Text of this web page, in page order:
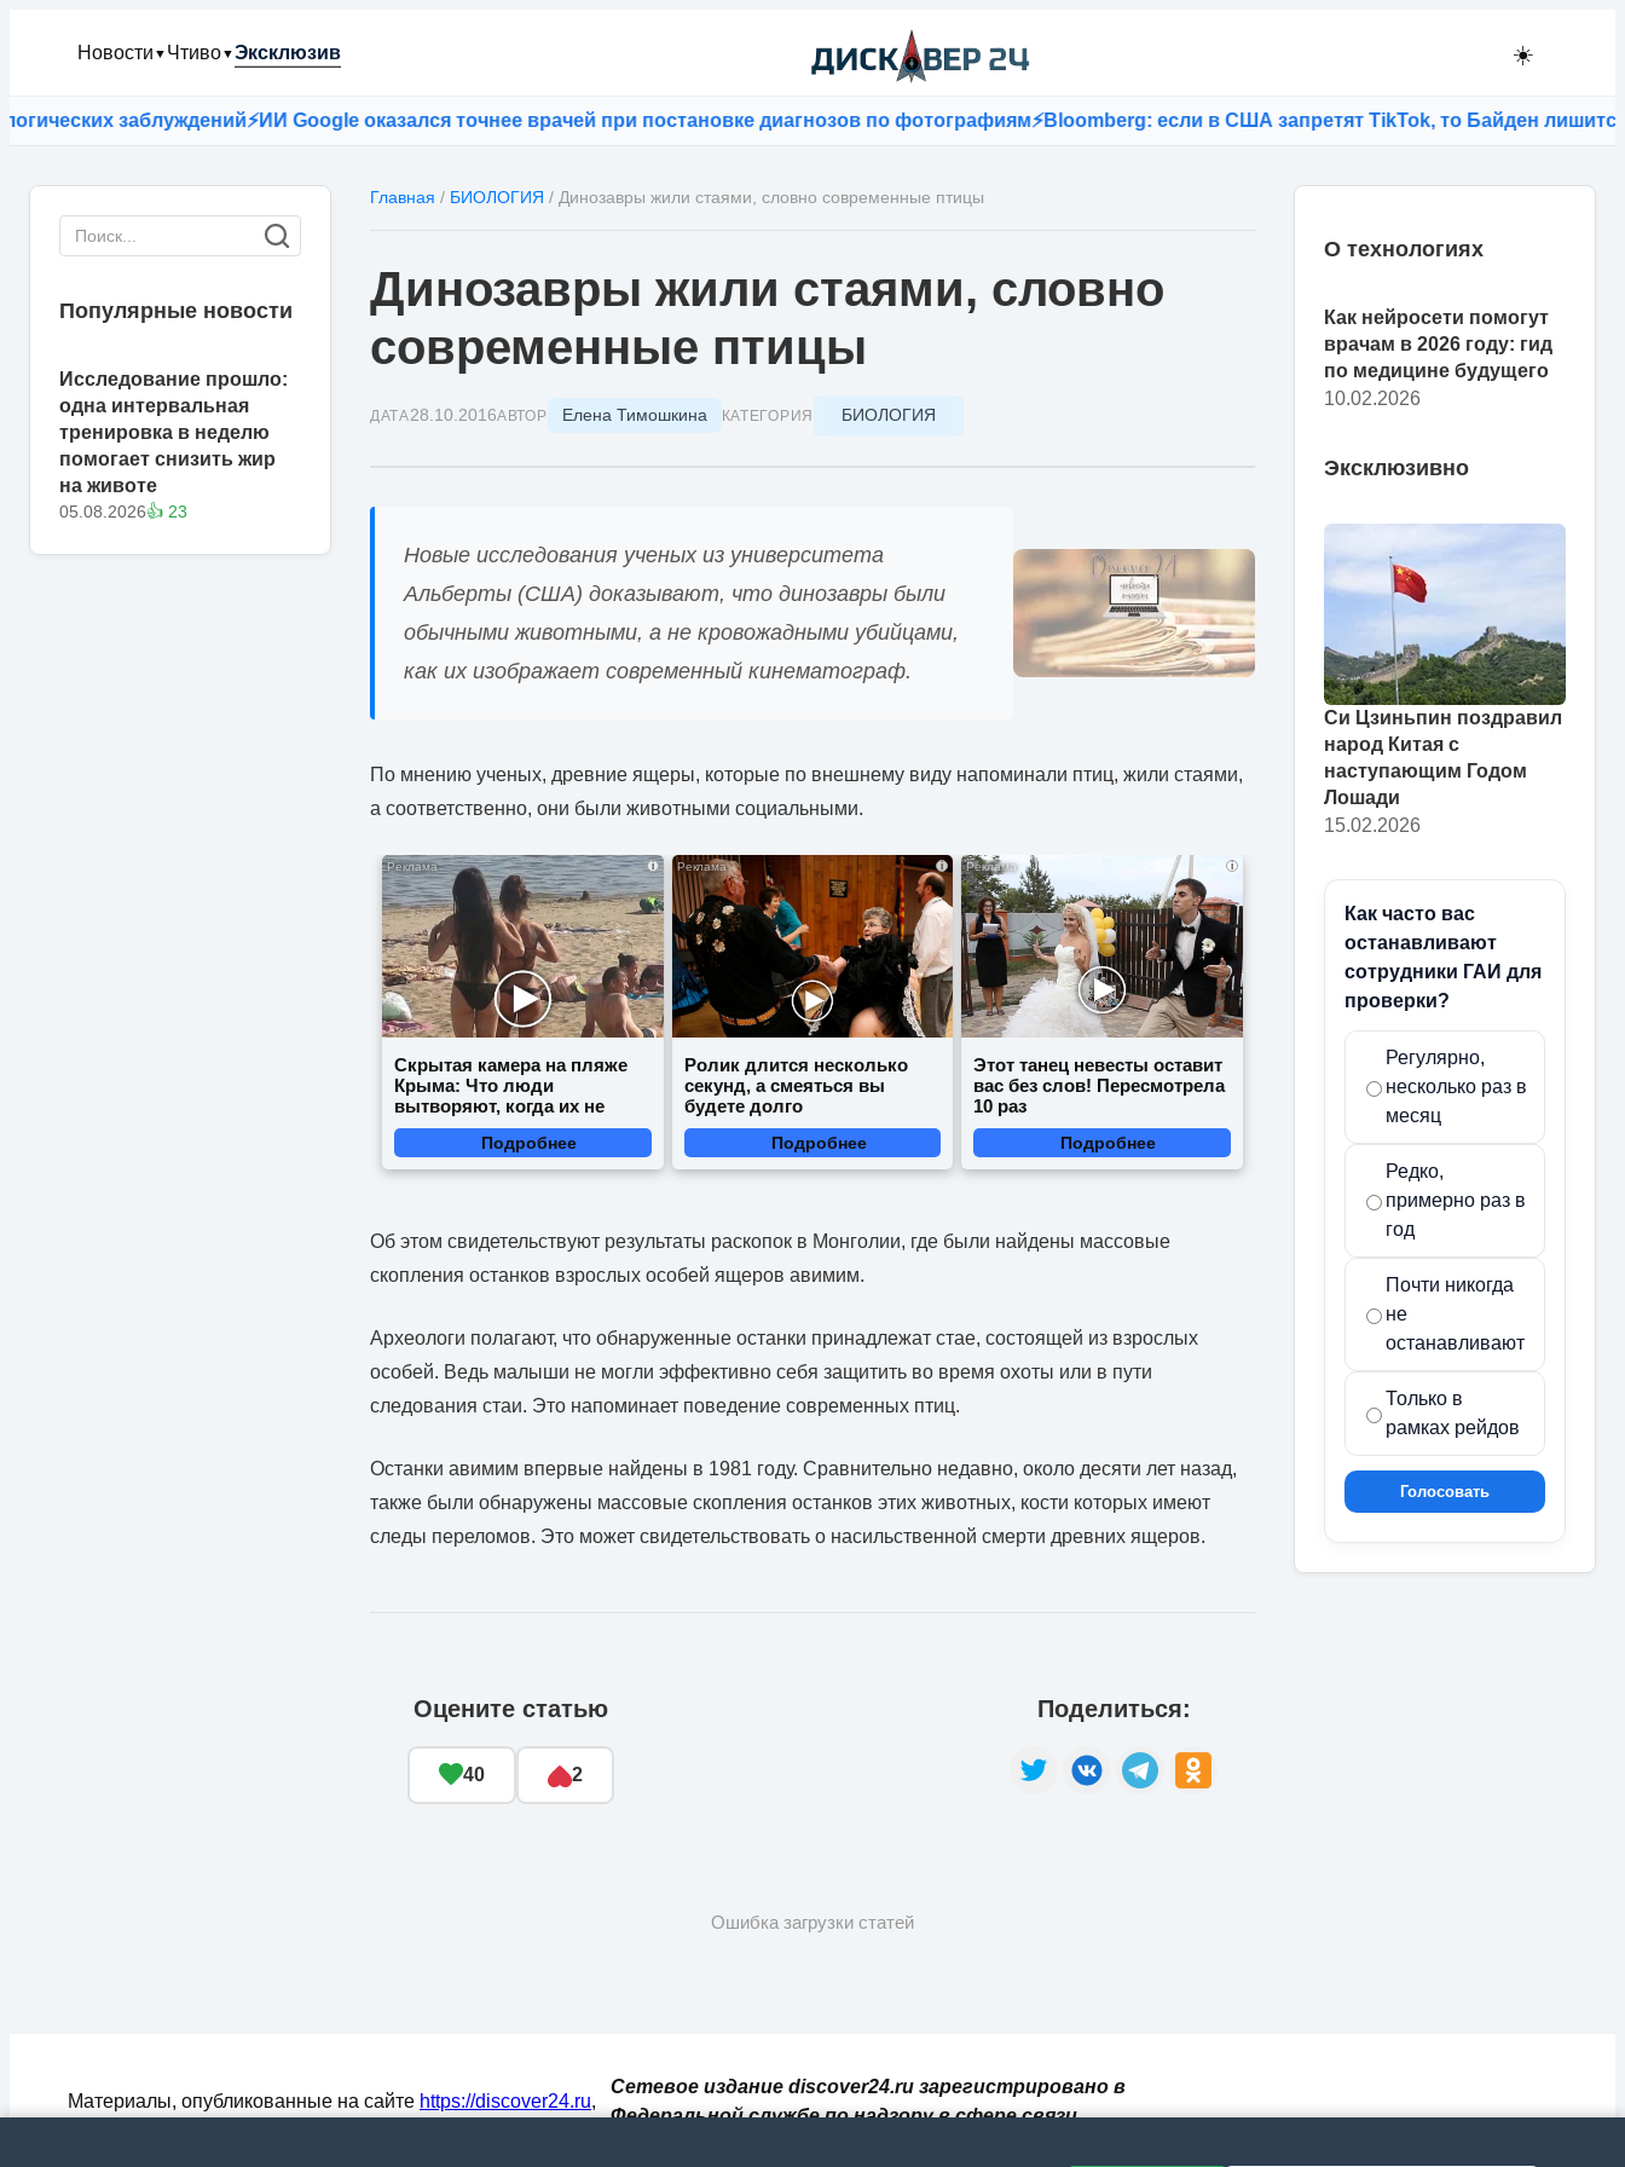
Новости ▼ Чтиво▼Эксклюзив ☀️
заблуждений⚡ИИ Google оказался точнее врачей при постановке диагнозов по фотографиям⚡Bloomberg: если в США запретят TikTok, то Байден лишится
Популярные новости
Исследование прошло:
одна интервальная
тренировка в неделю
помогает снизить жир
на животе
05.08.2026👍 23
Главная / БИОЛОГИЯ / Динозавры жили стаями, словно современные птицы
Динозавры жили стаями, словно
современные птицы
ДАТА28.10.2016АВТОР Елена Тимошкина КАТЕГОРИЯ БИОЛОГИЯ
Новые исследования ученых из университета
Альберты (США) доказывают, что динозавры были
обычными животными, а не кровожадными убийцами,
как их изображает современный кинематограф.
По мнению ученых, древние ящеры, которые по внешнему виду напоминали птиц, жили стаями,
а соответственно, они были животными социальными.
i
Скрытая камера на пляже
Крыма: Что люди
вытворяют, когда их не
видят...
Подробнее
i
Ролик длится несколько
секунд, а смеяться вы
будете долго
Подробнее
i
Этот танец невесты оставит
вас без слов! Пересмотрела
10 раз
Подробнее
Об этом свидетельствуют результаты раскопок в Монголии, где были найдены массовые
скопления останков взрослых особей ящеров авимим.
Археологи полагают, что обнаруженные останки принадлежат стае, состоящей из взрослых
особей. Ведь малыши не могли эффективно себя защитить во время охоты или в пути
следования стаи. Это напоминает поведение современных птиц.
Останки авимим впервые найдены в 1981 году. Сравнительно недавно, около десяти лет назад,
также были обнаружены массовые скопления останков этих животных, кости которых имеют
следы переломов. Это может свидетельствовать о насильственной смерти древних ящеров.
Оцените статью
40 2
Поделиться:
Ошибка загрузки статей
О технологиях
Как нейросети помогут
врачам в 2026 году: гид
по медицине будущего
10.02.2026
Эксклюзивно
Си Цзиньпин поздравил
народ Китая с
наступающим Годом
Лошади
15.02.2026
Как часто вас
останавливают
сотрудники ГАИ для
проверки?
Регулярно,
несколько раз в
месяц
Редко,
примерно раз в
год
Почти никогда
не
останавливают
Только в
рамках рейдов
Голосовать
Сетевое издание discover24.ru зарегистрировано в
Федеральной службе по надзору в сфере связи,
Материалы, опубликованные на сайте https://discover24.ru,